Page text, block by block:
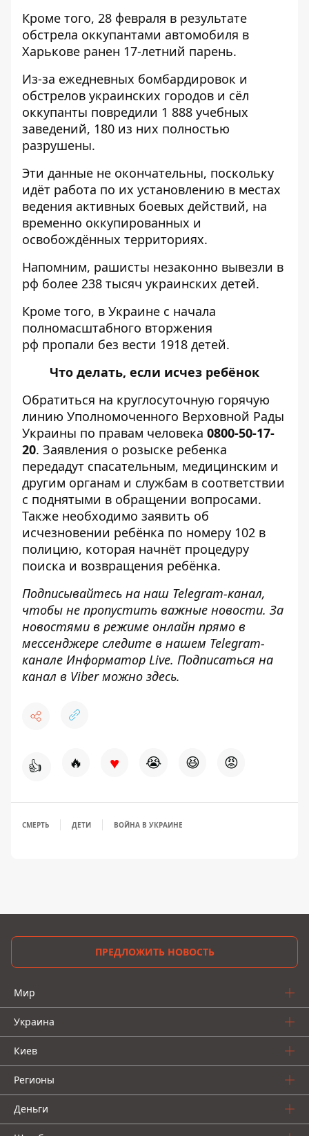
Кроме того, 28 февраля в результате
обстрела оккупантами автомобиля в
Харькове ранен 17-летний парень.
Из-за ежедневных бомбардировок и
обстрелов украинских городов и сёл
оккупанты повредили 1 888 учебных
заведений, 180 из них полностью
разрушены.
Эти данные не окончательны, поскольку
идёт работа по их установлению в местах
ведения активных боевых действий, на
временно оккупированных и
освобождённых территориях.
Напомним, рашисты незаконно вывезли в
рф более 238 тысяч украинских детей.
Кроме того, в Украине с начала
полномасштабного вторжения
рф пропали без вести 1918 детей.
Что делать, если исчез ребёнок
Обратиться на круглосуточную горячую
линию Уполномоченного Верховной Рады
Украины по правам человека 0800-50-17-
20. Заявления о розыске ребенка
передадут спасательным, медицинским и
другим органам и службам в соответствии
с поднятыми в обращении вопросами.
Также необходимо заявить об
исчезновении ребёнка по номеру 102 в
полицию, которая начнёт процедуру
поиска и возвращения ребёнка.
Подписывайтесь на наш Telegram-канал,
чтобы не пропустить важные новости. За
новостями в режиме онлайн прямо в
мессенджере следите в нашем Telegram-
канале Информатор Live. Подписаться на
канал в Viber можно здесь.
👍 🔥 ♥ 😭 😆 😡
СМЕРТЬ ДЕТИ ВОЙНА В УКРАИНЕ
ПРЕДЛОЖИТЬ НОВОСТЬ
Мир
Украина
Киев
Регионы
Деньги